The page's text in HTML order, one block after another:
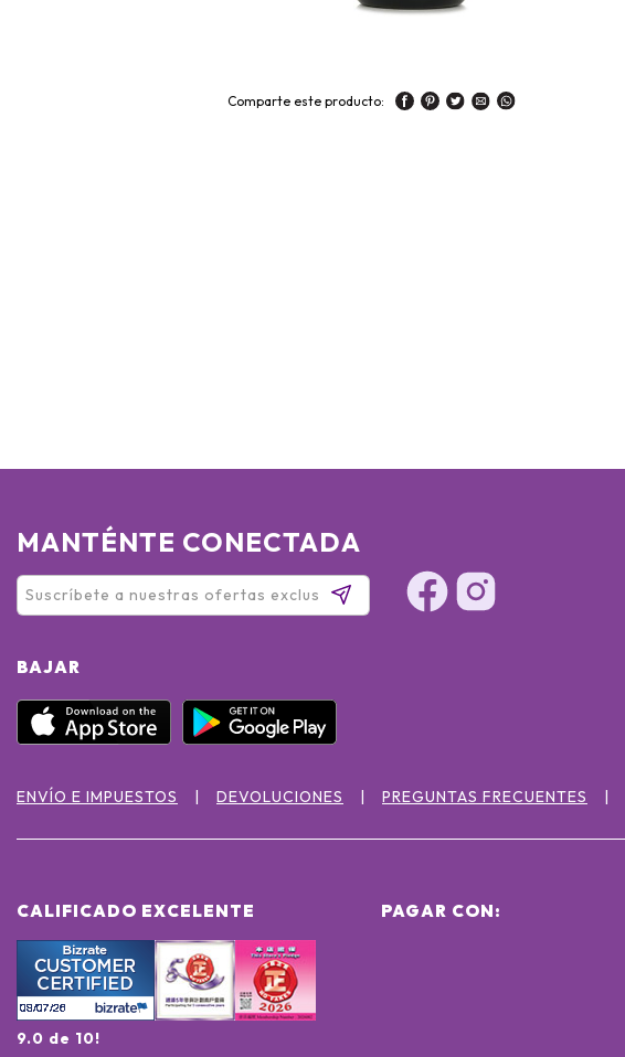
Comparte este producto:
MANTÉNTE CONECTADA
BAJAR
ENVÍO E IMPUESTOS DEVOLUCIONES PREGUNTAS FRECUENTES
CALIFICADO EXCELENTE
9.0 de 10!
PAGAR CON: